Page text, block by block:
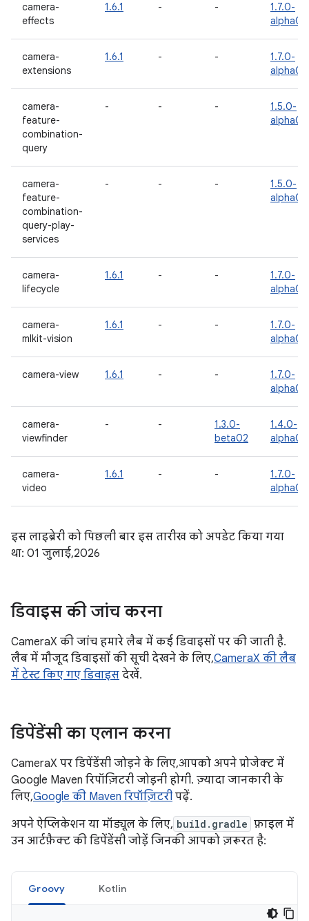
camera-
effects
1.6.1 - -
1.7.0-
alpha02
camera-
extensions
1.6.1 - -
1.7.0-
alpha02
camera-
feature-
combination-
query
- - -
1.5.0-
alpha06
camera-
feature-
combination-
query-play-
services
- - -
1.5.0-
alpha06
camera-
lifecycle
1.6.1 - -
1.7.0-
alpha02
camera-
mlkit-vision
1.6.1 - -
1.7.0-
alpha02
camera-view 1.6.1 - -
1.7.0-
alpha02
camera-
viewfinder
- -
1.3.0-
beta02
1.4.0-
alpha07
camera-
video
1.6.1 - -
1.7.0-
alpha02
इस लाइब्रेरी को पिछली बार इस तारीख को अपडेट किया गया
था: 01 जुलाई, 2026
डिवाइस की जांच करना
CameraX की जांच हमारे लैब में कई डिवाइसों पर की जाती है.
लैब में मौजूद डिवाइसों की सूची देखने के लिए,CameraX की लैब
में टेस्ट किए गए डिवाइस देखें.
डिपेंडेंसी का एलान करना
CameraX पर डिपेंडेंसी जोड़ने के लिए, आपको अपने प्रोजेक्ट में
Google Maven रिपॉज़िटरी जोड़नी होगी. ज़्यादा जानकारी के
लिए,Google की Maven रिपॉज़िटरी पढ़ें.
अपने ऐप्लिकेशन या मॉड्यूल के लिए, build.gradle फ़ाइल में
उन आर्टफ़ैक्ट की डिपेंडेंसी जोड़ें जिनकी आपको ज़रूरत है:
Groovy Kotlin